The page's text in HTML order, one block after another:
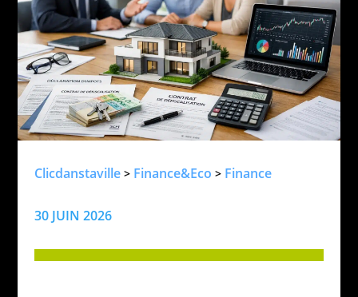
Clicdanstaville> Finance&Eco > Finance
30 JUIN 2026